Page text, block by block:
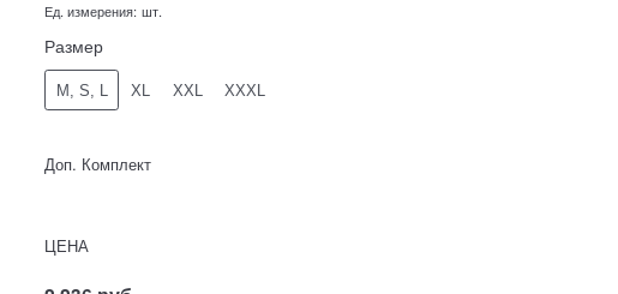
Ед. измерения: шт.
Размер
M, S, L XL XXL XXXL
Доп. Комплект
ЦЕНА